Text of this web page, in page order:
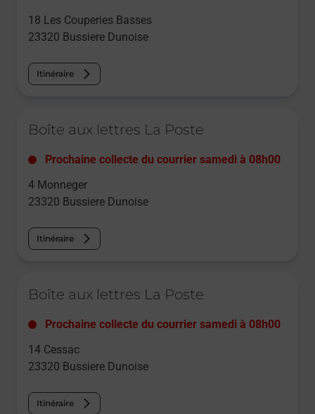
18 Les Couperies Basses
23320 Bussiere Dunoise
Itinéraire
Boîte aux lettres La Poste
Prochaine collecte du courrier samedi à 08h00
4 Monneger
23320 Bussiere Dunoise
Itinéraire
Boîte aux lettres La Poste
Prochaine collecte du courrier samedi à 08h00
14 Cessac
23320 Bussiere Dunoise
Itinéraire